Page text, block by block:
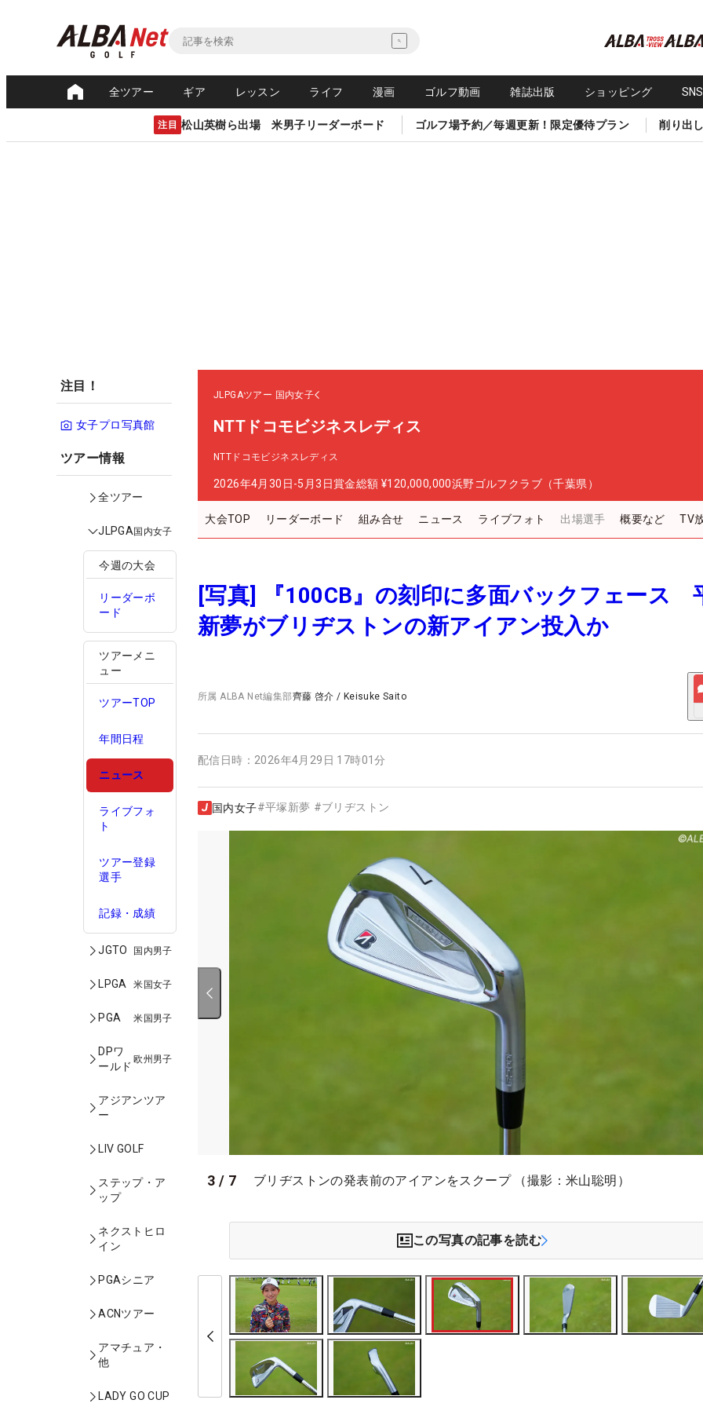
全ツアー ギア レッスン ライフ 漫画 ゴルフ動画 雑誌出版 ショッピング
注目 松山英樹ら出場 米男子リーダーボード ゴルフ場予約／毎週更新！限定優待プラン 削り出
注目！
女子プロ写真館
ツアー情報
全ツアー
JLPGA国内女子
今週の大会
リーダーボ
ード
ツアーメニ
ュー
ツアーTOP
年間日程
ニュース
ライブフォ
ト
ツアー登録
選手
記録・成績
JGTO 国内男子
LPGA 米国女子
PGA 米国男子
DPワ
ールド
欧州男子
アジアンツア
ー
LIV GOLF
ステップ・ア
ップ
ネクストヒロ
イン
PGAシニア
ACNツアー
アマチュア・
他
LADY GO CUP
JLPGAツアー 国内女子
NTTドコモビジネスレディス
NTTドコモビジネスレディス
2026年4月30日-5月3日賞金総額 ¥120,000,000浜野ゴルフクラブ（千葉県）
大会TOP リーダーボード 組み合せ ニュース ライブフォト 出場選手 概要など TV
[写真] 『100CB』の刻印に多面バックフェース
新夢がブリヂストンの新アイアン投入か
所属ALBA Net編集部齊藤 啓介 / Keisuke Saito
配信日時： 2026年4月29日 17時01分
国内女子#平塚新夢 #ブリヂストン
3 / 7 ブリヂストンの発表前のアイアンをスクープ （撮影：米山聡明）
この写真の記事を読む